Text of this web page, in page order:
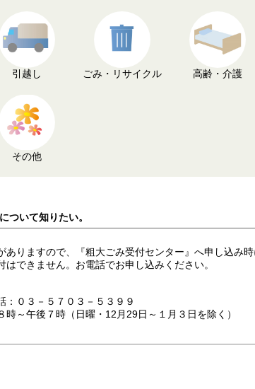
引越し ごみ・リサイクル 高齢・介護
その他
ついて知りたい。
りますので、『粗大ごみ受付センター』へ申し込み
できません。お電話でお申し込みください。
０３－５７０３－５３９９
～午後７時（日曜・12月29日～１月３日を除く）